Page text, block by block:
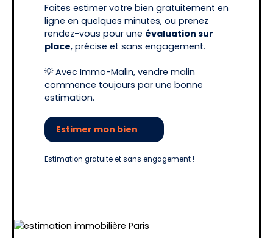
Faites estimer votre bien gratuitement en
ligne en quelques minutes, ou prenez
rendez-vous pour une évaluation sur
place, précise et sans engagement.
💡 Avec Immo-Malin, vendre malin
commence toujours par une bonne
estimation.
Estimer mon bien
Estimation gratuite et sans engagement !